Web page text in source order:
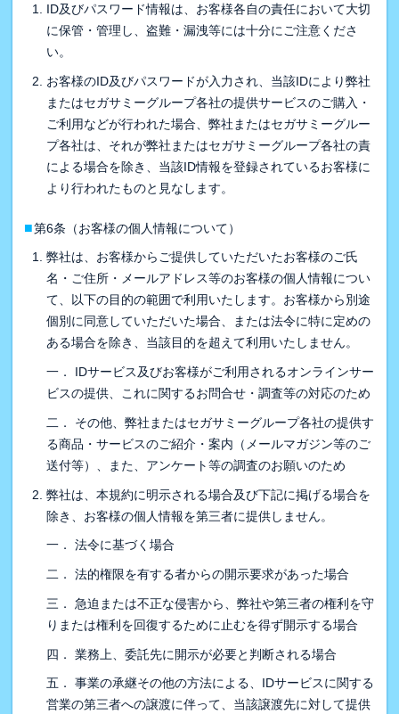
ID及びパスワード情報は、お客様各自の責任において大切
に保管・管理し、盗難・漏洩等には十分にご注意くださ
い。
お客様のID及びパスワードが入力され、当該IDにより弊社
またはセガサミーグループ各社の提供サービスのご購入・
ご利用などが行われた場合、弊社またはセガサミーグルー
プ各社は、それが弊社またはセガサミーグループ各社の責
による場合を除き、当該ID情報を登録されているお客様に
より行われたものと見なします。
■第6条（お客様の個人情報について）
弊社は、お客様からご提供していただいたお客様のご氏
名・ご住所・メールアドレス等のお客様の個人情報につい
て、以下の目的の範囲で利用いたします。お客様から別途
個別に同意していただいた場合、または法令に特に定めの
ある場合を除き、当該目的を超えて利用いたしません。
一． IDサービス及びお客様がご利用されるオンラインサー
ビスの提供、これに関するお問合せ・調査等の対応のため
二． その他、弊社またはセガサミーグループ各社の提供す
る商品・サービスのご紹介・案内（メールマガジン等のご
送付等）、また、アンケート等の調査のお願いのため
弊社は、本規約に明示される場合及び下記に掲げる場合を
除き、お客様の個人情報を第三者に提供しません。
一． 法令に基づく場合
二． 法的権限を有する者からの開示要求があった場合
三． 急迫または不正な侵害から、弊社や第三者の権利を守
りまたは権利を回復するために止むを得ず開示する場合
四． 業務上、委託先に開示が必要と判断される場合
五． 事業の承継その他の方法による、IDサービスに関する
営業の第三者への譲渡に伴って、当該譲渡先に対して提供